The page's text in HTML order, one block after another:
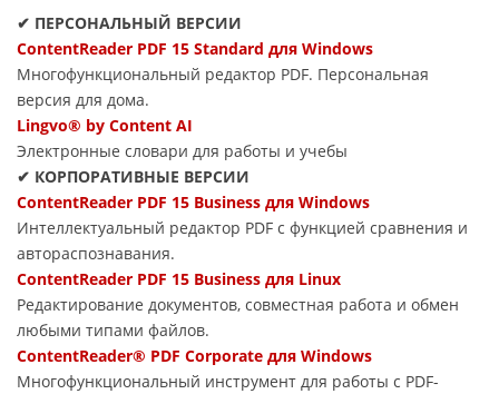
✔ ПЕРСОНАЛЬНЫЙ ВЕРСИИ
ContentReader PDF 15 Standard для Windows
Многофункциональный редактор PDF. Персональная
версия для дома.
Lingvo® by Content AI
Электронные словари для работы и учебы
✔ КОРПОРАТИВНЫЕ ВЕРСИИ
ContentReader PDF 15 Business для Windows
Интеллектуальный редактор PDF с функцией сравнения и
автораспознавания.
ContentReader PDF 15 Business для Linux
Редактирование документов, совместная работа и обмен
любыми типами файлов.
ContentReader® PDF Corporate для Windows
Многофункциональный инструмент для работы с PDF-